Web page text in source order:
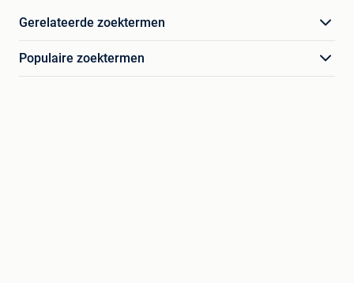
Gerelateerde zoektermen
Populaire zoektermen